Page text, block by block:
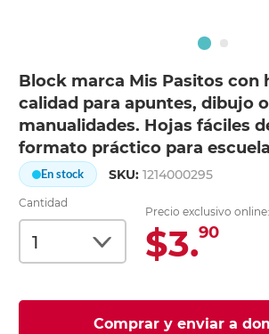
Block marca Mis Pasitos con
calidad para apuntes, dibujo o
manualidades. Hojas fáciles
formato práctico para
En stock SKU:1214000295
Cantidad
Precio exclusivo online:
$3.90
Comprar y enviar a